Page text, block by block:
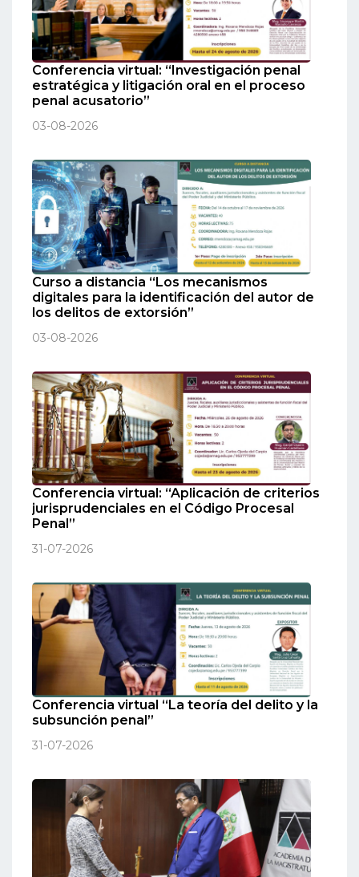
Conferencia virtual: “Investigación penal
estratégica y litigación oral en el proceso
penal acusatorio”
03-08-2026
Curso a distancia “Los mecanismos
digitales para la identificación del autor de
los delitos de extorsión”
03-08-2026
Conferencia virtual: “Aplicación de criterios
jurisprudenciales en el Código Procesal
Penal”
31-07-2026
Conferencia virtual “La teoría del delito y la
subsunción penal”
31-07-2026